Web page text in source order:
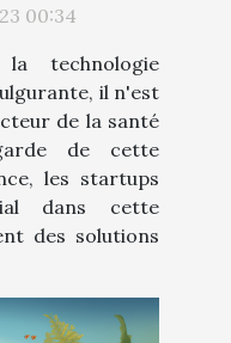
00:34
technologie
il n'est
de la santé
de cette
les startups
dans cette
des solutions